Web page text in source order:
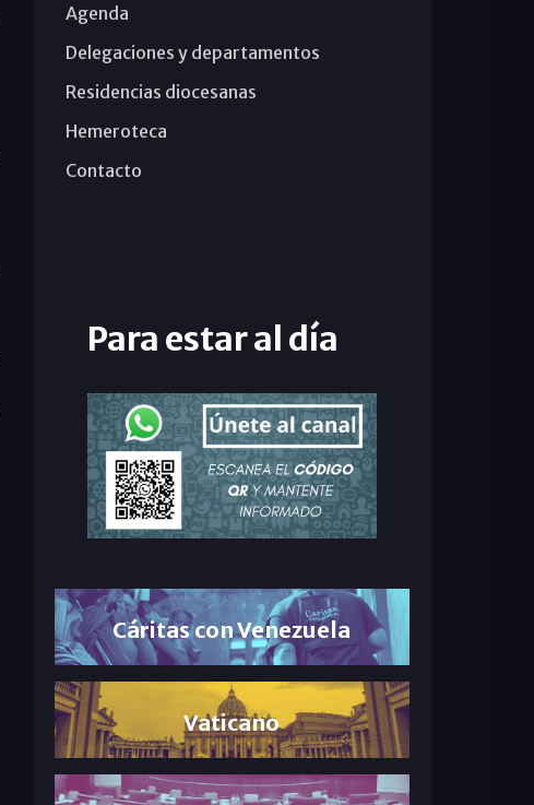
Agenda
Delegaciones y departamentos
Residencias diocesanas
Hemeroteca
Contacto
Para estar al día
Cáritas con Venezuela
Vaticano